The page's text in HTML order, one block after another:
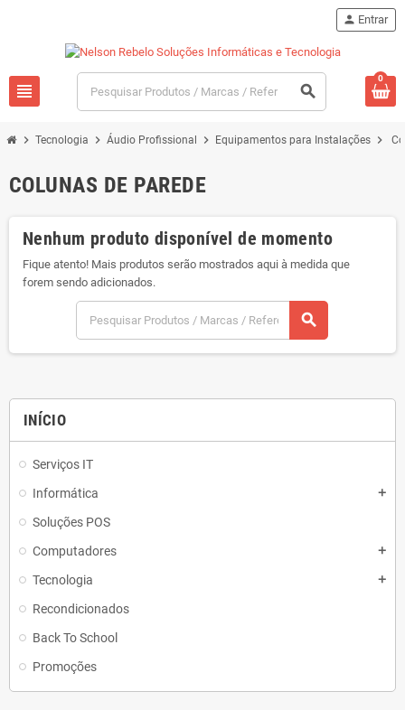
view_headline search
person Entrar
0
chevron_right Tecnologia chevron_right Áudio Profissional chevron_right Equipamentos para Instalações chevron_right
INÍCIO
Serviços IT
Informática
add
Soluções POS
Computadores
add
Tecnologia add
Recondicionados
Back To School
Promoções
COLUNAS DE PAREDE
Nenhum produto disponível de momento
Fique atento! Mais produtos serão mostrados aqui à medida que
forem sendo adicionados.
search